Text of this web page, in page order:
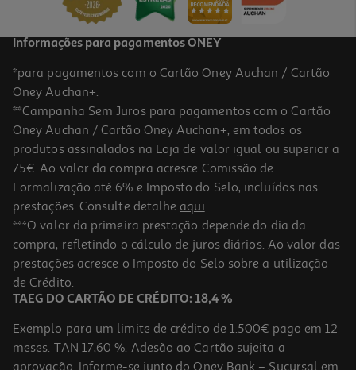
Informações para pagamentos ONEY
*para pagamentos com o Cartão Oney Auchan / Cartão
Oney Auchan+.
**Campanha Sem Juros para pagamentos com o Cartão
Oney Auchan / Cartão Oney Auchan+, em todos os
produtos assinalados na Loja de valor igual ou superior a
75€. Ao valor da compra acresce Comissão de
Formalização até 6% e Imposto do Selo, incluídos nas
prestações. Consulte detalhe aqui.
***O valor da primeira prestação depende do dia da
compra, refletindo o cálculo de juros diários. Ao valor das
prestações acresce o Imposto do Selo sobre a utilização
de Crédito.
TAEG DO CARTÃO DE CRÉDITO: 18,4 %
Exemplo para um limite de crédito de 1.500€ pago em 12
meses. TAN 17,60 %. Adesão ao Cartão sujeita a
aprovação. Informe-se junto do Oney Bank – Sucursal em